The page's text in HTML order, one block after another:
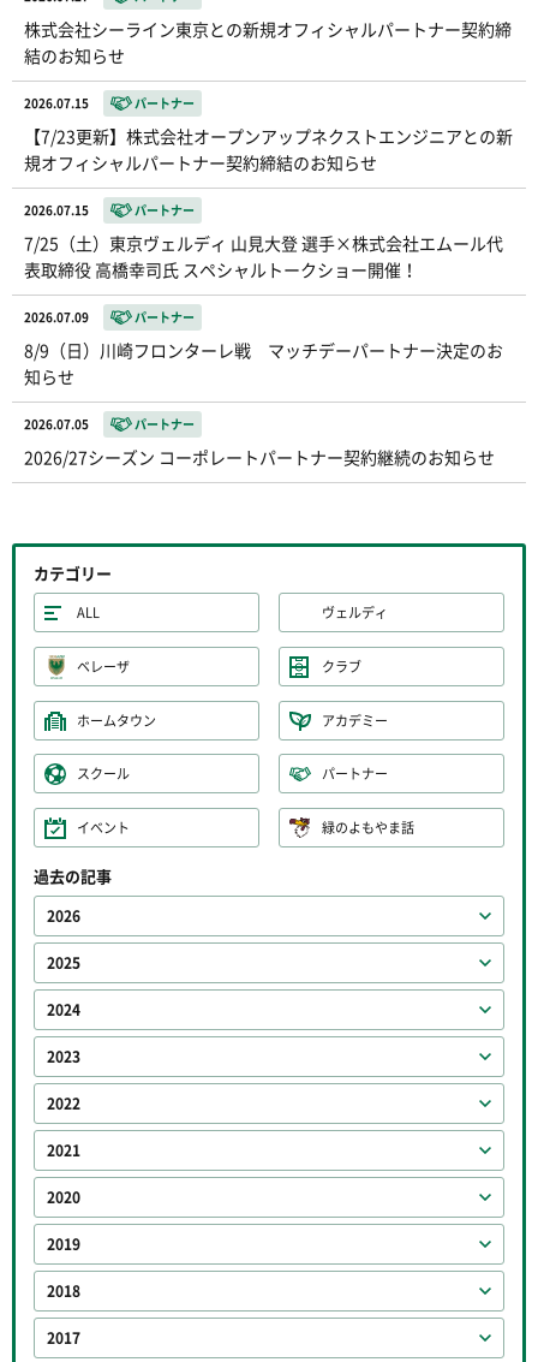
株式会社シーライン東京との新規オフィシャルパートナー契約締
結のお知らせ
2026.07.15 パートナー
【7/23更新】株式会社オープンアップネクストエンジニアとの新
規オフィシャルパートナー契約締結のお知らせ
2026.07.15 パートナー
7/25（土）東京ヴェルディ 山見大登 選手×株式会社エムール代
表取締役 高橋幸司氏 スペシャルトークショー開催！
2026.07.09 パートナー
8/9（日）川崎フロンターレ戦 マッチデーパートナー決定のお
知らせ
2026.07.05 パートナー
2026/27シーズン コーポレートパートナー契約継続のお知らせ
カテゴリー
ALL ヴェルディ
ベレーザ クラブ
ホームタウン アカデミー
スクール パートナー
イベント 緑のよもやま話
過去の記事
2026
2025
2024
2023
2022
2021
2020
2019
2018
2017